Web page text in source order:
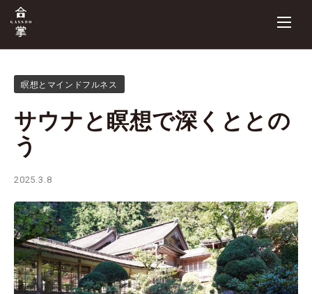
瞑想とマインドフルネス
サウナと瞑想で深くととの
う
2025.3.8